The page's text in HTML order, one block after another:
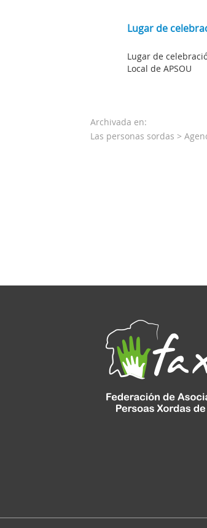
Lugar de
Lugar de
Local de APSOU
Archivada en:
Las personas sordas >